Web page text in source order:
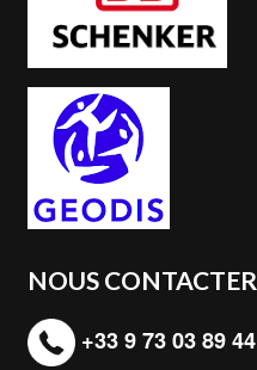
NOUS CONTACTER
+33 9 73 03 89 44